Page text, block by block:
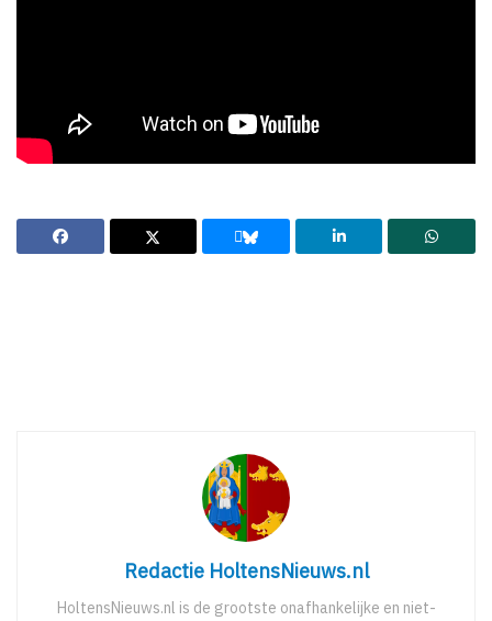
Redactie HoltensNieuws.nl
HoltensNieuws.nl is de grootste onafhankelijke en niet-